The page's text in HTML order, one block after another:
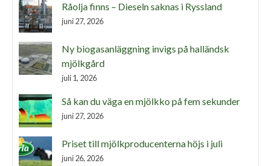
Råolja finns – Dieseln saknas i Ryssland
juni 27, 2026
Ny biogasanläggning invigs på halländsk
mjölkgård
juli 1, 2026
Så kan du väga en mjölkko på fem sekunder
juni 27, 2026
Priset till mjölkproducenterna höjs i juli
juni 26, 2026